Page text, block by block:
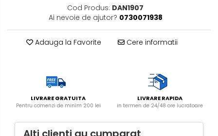
Cod Produs: DAN1907
Ai nevoie de ajutor? 0730071938
Adauga la Favorite Cere informatii
LIVRARE GRATUITA
Pentru comenzi de minim 200 lei
LIVRARE RAPIDA
in termen de 24/48 ore lucratoare